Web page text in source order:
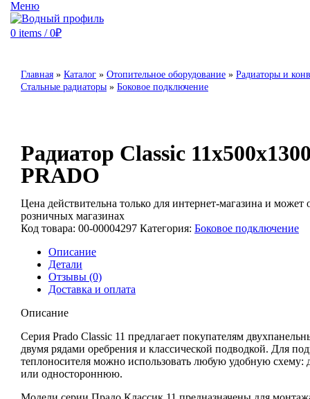
Меню
0 items / 0₽
Главная » Каталог » Отопительное оборудование » Радиаторы и
Стальные радиаторы » Боковое подключение
Радиатор Classic
PRADO
Цена действительна только для интернет-магазина и может
розничных магазинах
Код товара: 00-00004297 Категория: Боковое подключение
Описание
Детали
Отзывы (0)
Доставка и оплата
Описание
Серия Prado Classic 11 предлагает покупателям
двумя рядами оребрения и классической подводкой. Для
теплоносителя можно использовать любую удобную схему:
или одностороннюю.